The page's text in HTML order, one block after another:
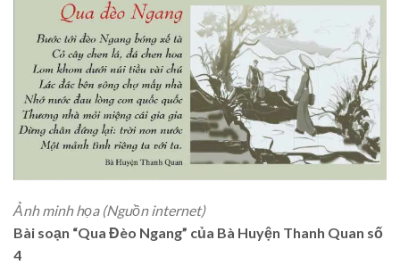
Ảnh minh họa (Nguồn internet)
Bài soạn “Qua Đèo Ngang” của Bà Huyện Thanh Quan số
4